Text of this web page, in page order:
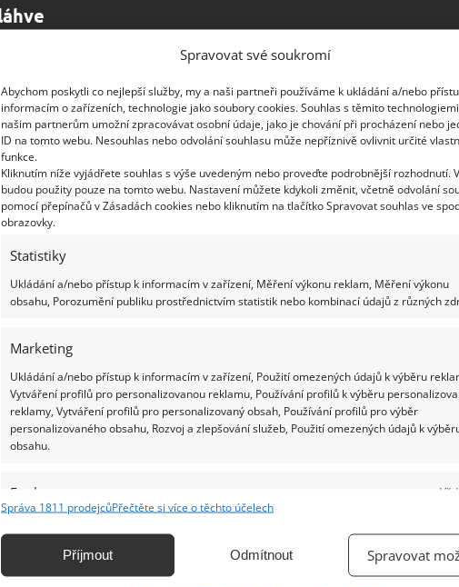
Spravovat své soukromí
Abychom poskytli co nejlepší služby, my a naši partneři používáme k ukládání a/nebo
informacím o zařízeních, technologie jako soubory cookies. Souhlas s těmito
našim partnerům umožní zpracovávat osobní údaje, jako je chování při procházení nebo
ID na tomto webu. Nesouhlas nebo odvolání souhlasu může nepříznivě ovlivnit určité
funkce.
Kliknutím níže vyjádřete souhlas s výše uvedeným nebo proveďte podrobnější rozhodnutí.
budou použity pouze na tomto webu. Nastavení můžete kdykoli změnit, včetně odvolání
pomocí přepínačů v Zásadách cookies nebo kliknutím na tlačítko Spravovat souhlas ve
obrazovky.
Statistiky
Ukládání a/nebo přístup k informacím v zařízení, Měření výkonu reklam, Měření výkonu
obsahu, Porozumění publiku prostřednictvím statistik nebo kombinací údajů z různých
Marketing
Ukládání a/nebo přístup k informacím v zařízení, Použití omezených údajů k výběru
Vytváření profilů pro personalizovanou reklamu, Používání profilů k výběru
reklamy, Vytváření profilů pro personalizovaný obsah, Používání profilů pro výběr
personalizovaného obsahu, Rozvoj a zlepšování služeb, Použití omezených údajů k
obsahu.
Funkce
Identifikace zařízení na základě automaticky přenášených informací.
Správa 1811 prodejcůPřečtěte si více o těchto účelech
Příjmout Odmítnout Spravovat
snadné navlečení nitě je využití vršku z plastové láhve
stůl a pomocí nože udělejte malý svislý zářez na jeho
abyste vytvořili očko, aohnutý drátek řezem
trčelo směrem ven. Drátek k vršku přilepte pomocí
Očko z drátku protáhněte okem jehly a do oka z
protáhněte okem jehly a máte hotovo.